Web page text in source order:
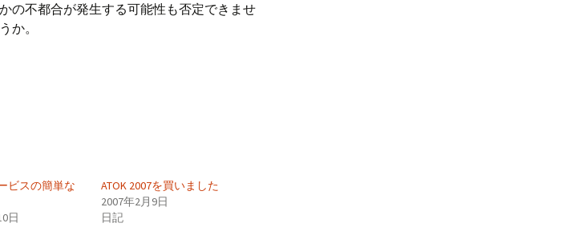
の不都合が発生する可能性も否定できませ
か。
ビスの簡単な
日
ATOK 2007を買いました
2007年2月9日
日記